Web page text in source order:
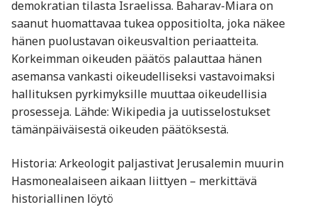
demokratian tilasta Israelissa. Baharav-Miara on
saanut huomattavaa tukea oppositiolta, joka näkee
hänen puolustavan oikeusvaltion periaatteita.
Korkeimman oikeuden päätös palauttaa hänen
asemansa vankasti oikeudelliseksi vastavoimaksi
hallituksen pyrkimyksille muuttaa oikeudellisia
prosesseja. Lähde: Wikipedia ja uutisselostukset
tämänpäiväisestä oikeuden päätöksestä.
Historia: Arkeologit paljastivat Jerusalemin muurin
Hasmonealaiseen aikaan liittyen – merkittävä
historiallinen löytö